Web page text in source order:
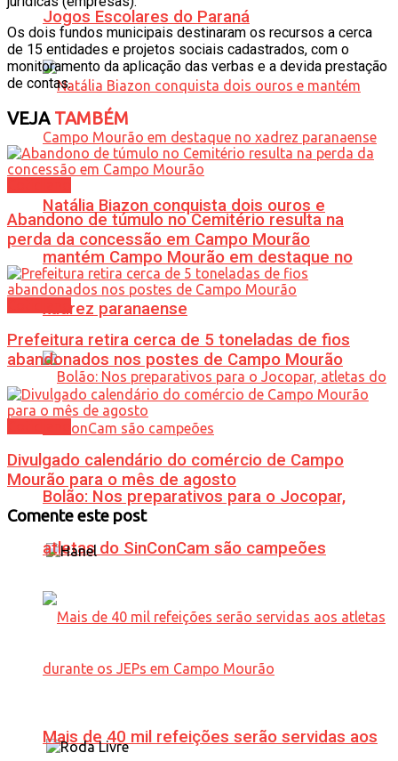
Jogos Escolares do Paraná
Natália Biazon conquista dois ouros e
mantém Campo Mourão em destaque no
xadrez paranaense
Bolão: Nos preparativos para o Jocopar,
atletas do SinConCam são campeões
Mais de 40 mil refeições serão servidas aos
Os dois fundos municipais destinaram os recursos a cerca
de 15 entidades e projetos sociais cadastrados, com o
monitoramento da aplicação das verbas e a devida prestação
de contas.
VEJATAMBÉM
Abandono de túmulo no Cemitério resulta na
perda da concessão em Campo Mourão
Prefeitura retira cerca de 5 toneladas de fios
abandonados nos postes de Campo Mourão
Divulgado calendário do comércio de Campo
Mourão para o mês de agosto
Comente este post